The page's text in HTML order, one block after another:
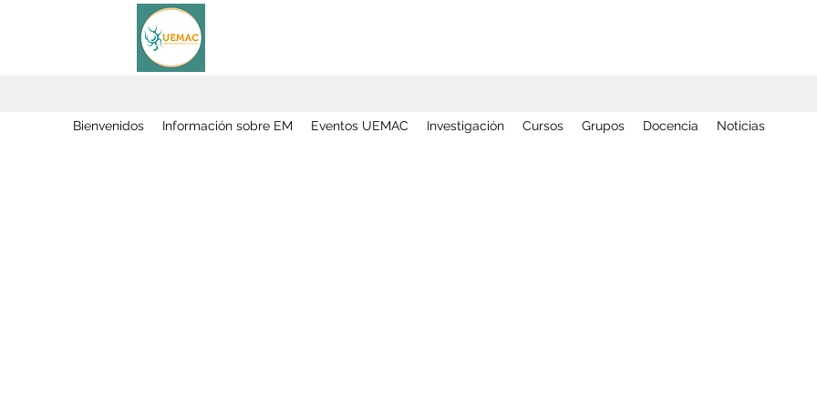
Bienvenidos Información sobre EM Eventos UEMAC Investigación Cursos Grupos Docencia Noticias